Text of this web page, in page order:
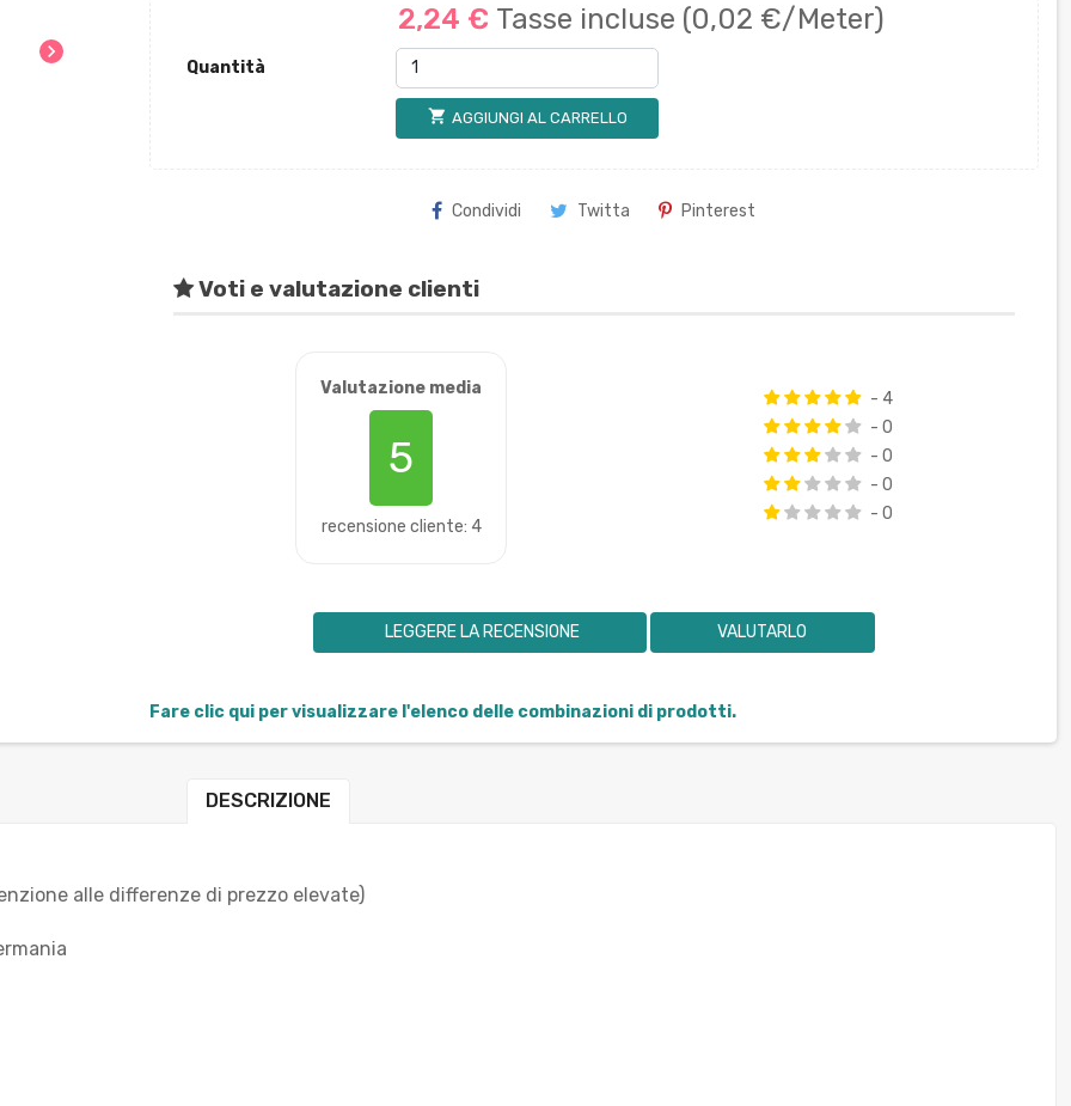
chevron_right
2,24 € Tasse incluse (0,02 €/Meter)
Quantità
shopping_cart AGGIUNGI AL CARRELLO
Condividi Twitta Pinterest
Voti e valutazione clienti
Valutazione media
5
recensione cliente: 4
- 4
- 0
- 0
- 0
- 0
LEGGERE LA RECENSIONE VALUTARLO
Fare clic qui per visualizzare l'elenco delle combinazioni di prodotti.
DESCRIZIONE
alle differenze di prezzo elevate)